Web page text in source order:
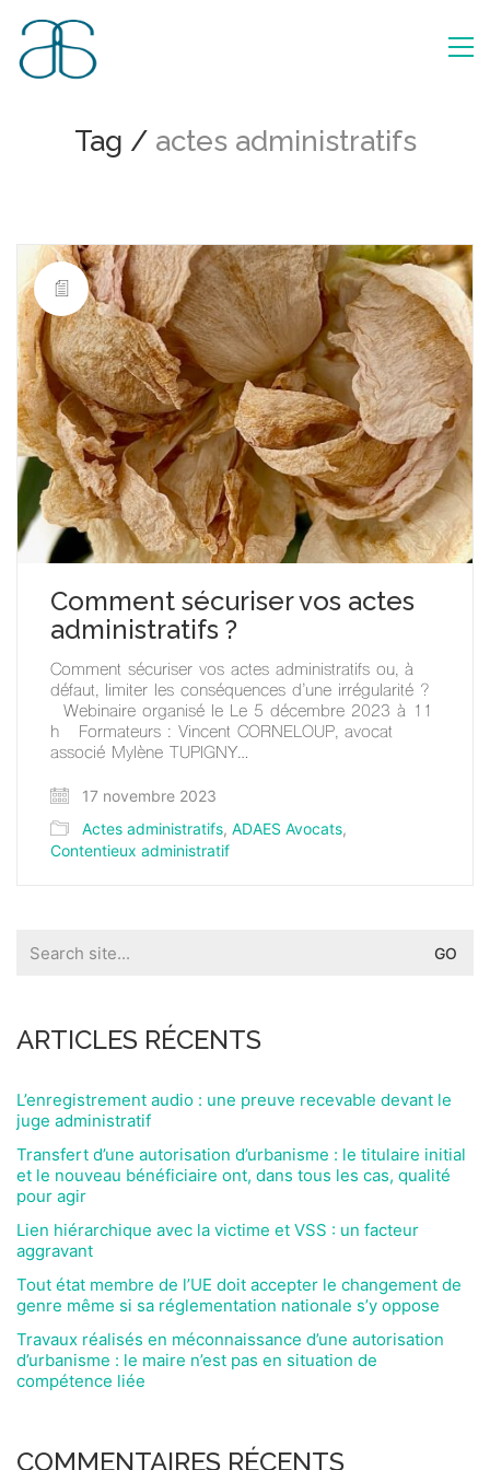
Tag / actes administratifs
Comment sécuriser vos actes
administratifs ?
Comment sécuriser vos actes administratifs ou, à
défaut, limiter les conséquences d’une irrégularité ?
Webinaire organisé le Le 5 décembre 2023 à 11
h Formateurs : Vincent CORNELOUP, avocat
associé Mylène TUPIGNY…
17 novembre 2023
Actes administratifs, ADAES Avocats,
Contentieux administratif
for:
ARTICLES RÉCENTS
L’enregistrement audio : une preuve recevable devant le
juge administratif
Transfert d’une autorisation d’urbanisme : le titulaire initial
et le nouveau bénéficiaire ont, dans tous les cas, qualité
pour agir
Lien hiérarchique avec la victime et VSS : un facteur
aggravant
Tout état membre de l’UE doit accepter le changement de
genre même si sa réglementation nationale s’y oppose
Travaux réalisés en méconnaissance d’une autorisation
d’urbanisme : le maire n’est pas en situation de
compétence liée
COMMENTAIRES RÉCENTS